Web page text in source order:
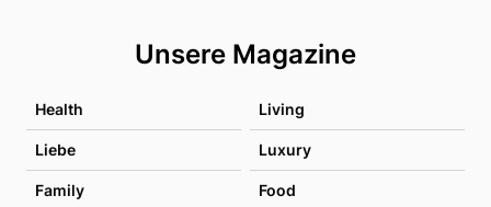
Unsere Magazine
Health Living
Liebe Luxury
Family Food